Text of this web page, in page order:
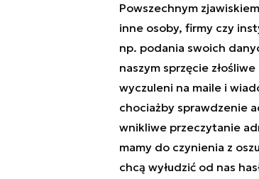
Powszechnym
inne osoby, firmy czy
np. podania swoich
naszym sprzęcie
wyczuleni na maile i
chociażby sprawdzenie
wnikliwe przeczytanie
mamy do czynienia z
chcą wyłudzić od nas